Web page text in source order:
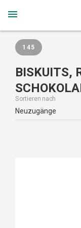
menu
BISKUITS,
145
Sortieren nach